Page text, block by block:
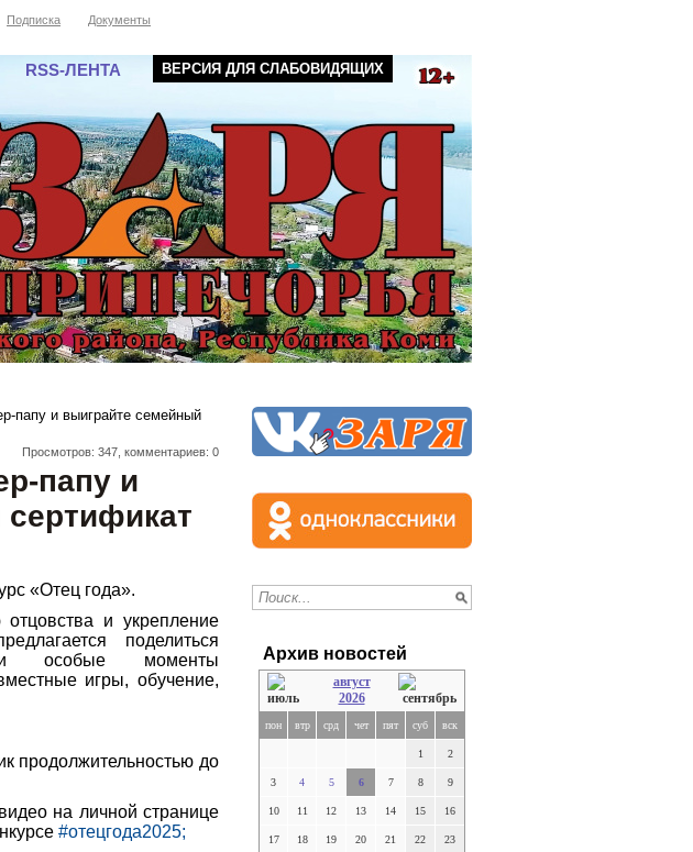
Подписка Документы
RSS-ЛЕНТА ВЕРСИЯ ДЛЯ СЛАБОВИДЯЩИХ
папу и выиграйте семейный
Просмотров: 347, комментариев: 0
папу и
«Отец года».
и укрепление
поделиться
особые моменты
игры, обучение,
продолжительностью до
на личной странице
#отецгода2025;
Архив новостей
август
2026
пон втр срд чет пят суб вск
1 2
3 4 5 6 7 8 9
10 11 12 13 14 15 16
17 18 19 20 21 22 23